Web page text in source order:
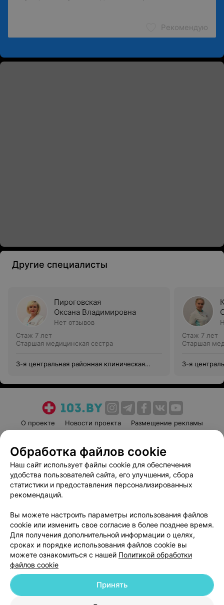
Рекомендую
Другие специалисты
Пироговская
Оксана Владимировна
Нет отзывов
Стаж 7 лет
Старшая медицинская сестра
3-я центральная районная клиническая
Стаж 7 лет
Старшая
3-я
О проекте Новости проекта
Размещение рекламы
Пользовательское соглашение
Способы оплаты
Вакансии
Партнеры
Написать руководителю 103.by
Обработка персональных данных
© 2026 ООО «Артокс Лаб», УНП 191700409
| 220012, Республика Беларусь,
Обработка файлов cookie
Наш сайт использует файлы cookie для обеспечения
удобства пользователей сайта, его улучшения, сбора
статистики и предоставления персонализированных
рекомендаций.
Вы можете настроить параметры использования файлов
cookie или изменить свое согласие в более позднее время.
Для получения дополнительной информации о целях,
сроках и порядке использования файлов cookie вы
можете ознакомиться с нашей Политикой обработки
файлов cookie
Принять